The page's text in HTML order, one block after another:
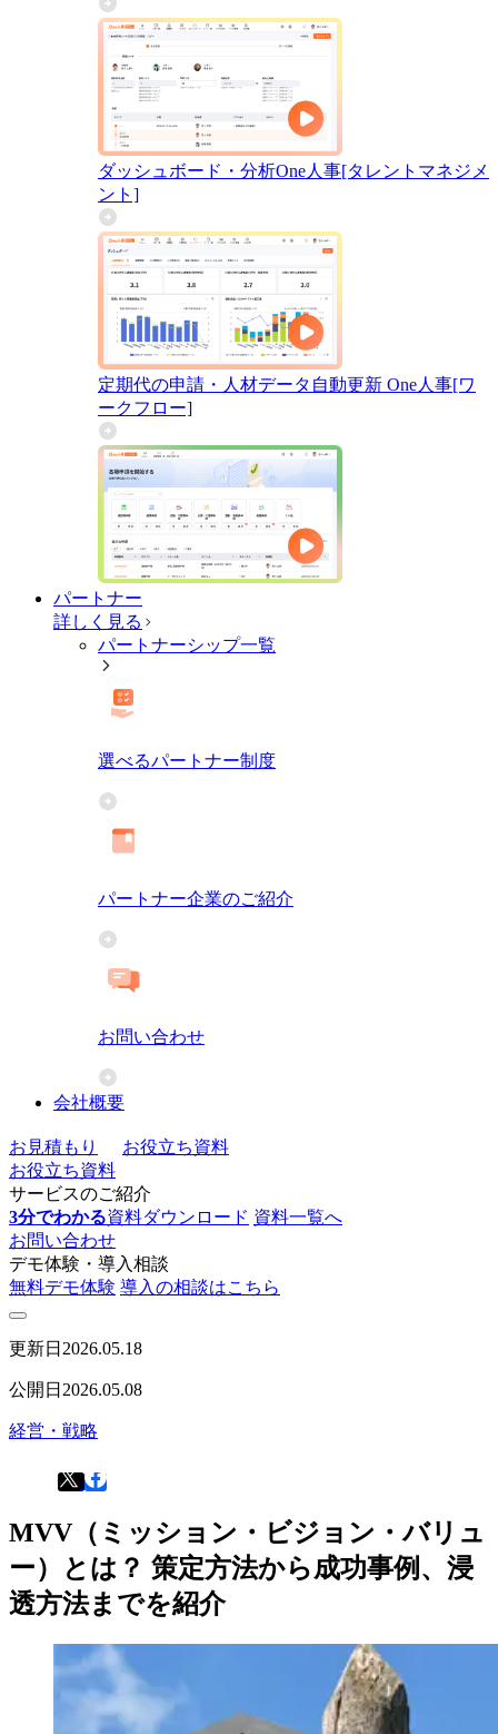
ダッシュボード・分析One人事[タレントマネジメ
ント]
定期代の申請・人材データ自動更新 One人事[ワ
ークフロー]
パートナー
詳しく見る
パートナーシップ一覧
選べるパートナー制度
パートナー企業のご紹介
お問い合わせ
会社概要
お見積もり
お役立ち資料
お役立ち資料
サービスのご紹介
3分でわかる資料ダウンロード 資料一覧へ
お問い合わせ
デモ体験・導入相談
無料デモ体験 導入の相談はこちら
更新日 2026.05.18
公開日 2026.05.08
経営・戦略
MVV（ミッション・ビジョン・バリュ
ー）とは？ 策定方法から成功事例、浸
透方法までを紹介